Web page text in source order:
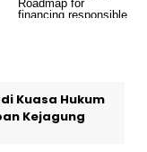
Kuasa Hukum
Kejagung